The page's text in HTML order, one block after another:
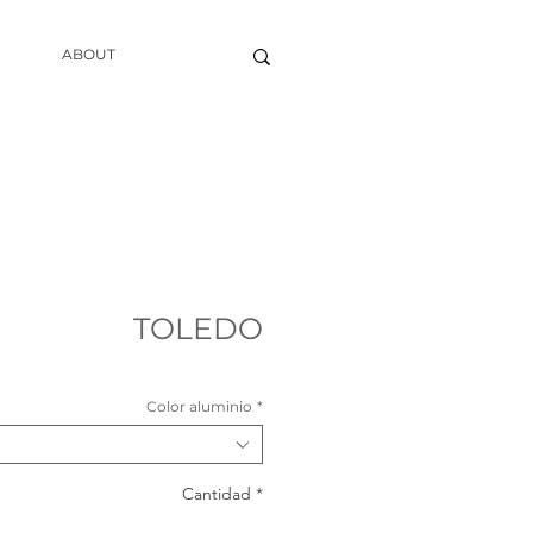
ABOUT
TOLEDO
Color aluminio *
Cantidad *